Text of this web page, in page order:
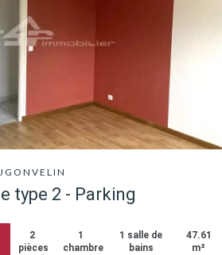
type 2 - Parking
2
pièces
1
chambre
1 salle de
bains
47.61
m²